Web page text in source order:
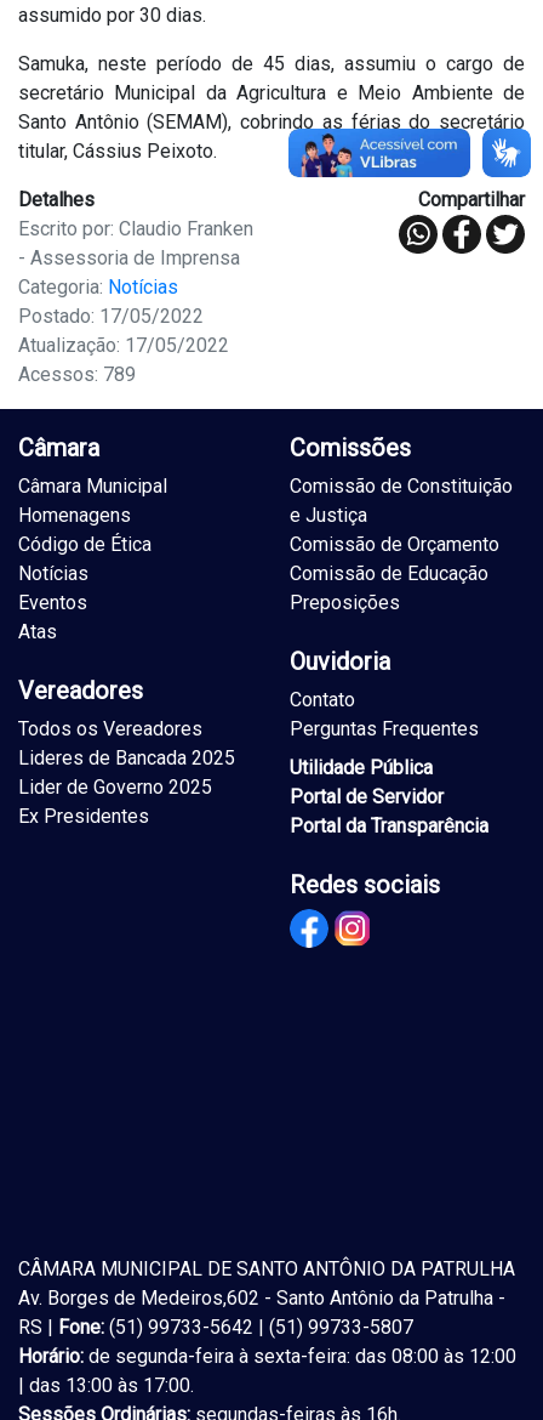
assumido por 30 dias.
Samuka, neste período de 45 dias, assumiu o cargo de
secretário Municipal da Agricultura e Meio Ambiente de
Santo Antônio (SEMAM), cobrindo as férias do secretário
titular, Cássius Peixoto.
Detalhes
Escrito por: Claudio Franken
- Assessoria de Imprensa
Categoria: Notícias
Postado: 17/05/2022
Atualização: 17/05/2022
Acessos: 789
Compartilhar
Câmara
Câmara Municipal
Homenagens
Código de Ética
Notícias
Eventos
Atas
Vereadores
Todos os Vereadores
Lideres de Bancada 2025
Lider de Governo 2025
Ex Presidentes
Comissões
Comissão de Constituição
e Justiça
Comissão de Orçamento
Comissão de Educação
Preposições
Ouvidoria
Contato
Perguntas Frequentes
Utilidade Pública
Portal de Servidor
Portal da Transparência
Redes sociais
CÂMARA MUNICIPAL DE SANTO ANTÔNIO DA PATRULHA
Av. Borges de Medeiros,602 - Santo Antônio da Patrulha -
RS |
Fone: (51) 99733-5642 | (51) 99733-5807
Horário: de segunda-feira à sexta-feira: das 08:00 às 12:00
| das 13:00 às 17:00.
Sessões Ordinárias: segundas-feiras às 16h.